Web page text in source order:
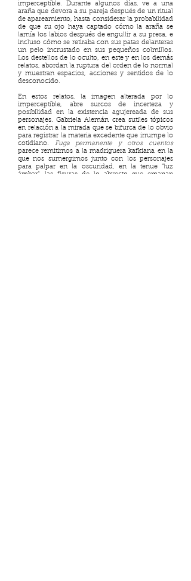
imperceptible. Durante algunos días, ve a una
araña que devora a su pareja después de un ritual
de apareamiento, hasta considerar la probabilidad
de que su ojo haya captado cómo la araña se
lamía los labios después de engullir a su presa, e
incluso cómo se retiraba con sus patas delanteras
un pelo incrustado en sus pequeños colmillos.
Los destellos de lo oculto, en este y en los demás
relatos, abordan la ruptura del orden de lo normal
y muestran espacios, acciones y sentidos de lo
desconocido.
En estos relatos, la imagen alterada por lo
imperceptible, abre surcos de incerteza y
posibilidad en la existencia agujereada de sus
personajes. Gabriela Alemán crea sutiles tópicos
en relación a la mirada que se bifurca de lo obvio
para registrar la materia excedente que irrumpe lo
cotidiano. Fuga permanente y otros cuentos
parece remitirnos a la madriguera kafkiana en la
que nos sumergimos junto con los personajes
para palpar en la oscuridad, en la tenue “luz
ámbar”, las fisuras de lo abyecto que emanan